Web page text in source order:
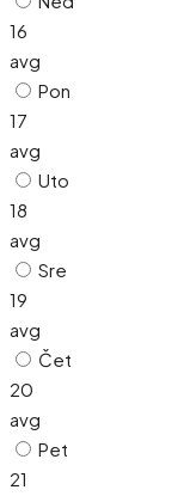
16
avg
Pon
17
avg
Uto
18
avg
Sre
19
avg
Čet
20
avg
Pet
21